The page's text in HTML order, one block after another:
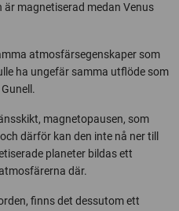
magnetiserad medan Venus
atmosfärsegenskaper som
ha ungefär samma utflöde som
magnetopausen, som
därför kan den inte nå ner till
planeter bildas ett
där.
finns det dessutom ett